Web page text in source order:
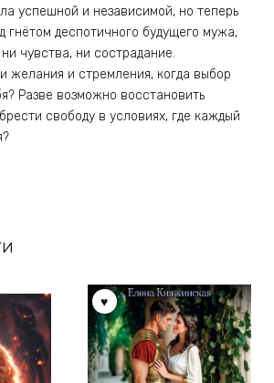
успешной и независимой, но теперь
гнётом деспотичного будущего мужа,
чувства, ни сострадание.
желания и стремления, когда выбор
Разве возможно восстановить
свободу в условиях, где каждый